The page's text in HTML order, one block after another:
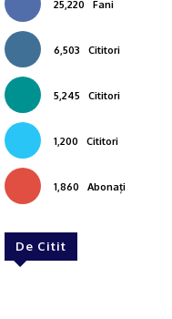
25,220 Fani
6,503 Cititori
5,245 Cititori
1,200 Cititori
1,860 Abonați
De Citit